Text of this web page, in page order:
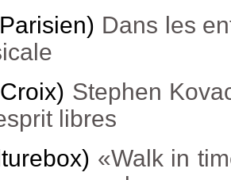
Dans les
Stephen
libres
«Walk in